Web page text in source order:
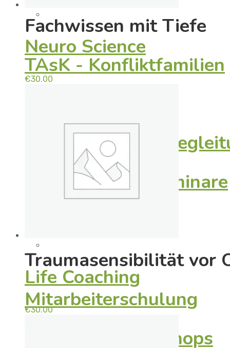
Fachwissen mit Tiefe
TAsK - Konfliktfamilien
Traumasensible
weitere Onlineseminare
Traumasensibilität vor
Mitarbeiterschulung
Vorträge / Workshops
Neuro Science
€30.00
Life Coaching
€30.00